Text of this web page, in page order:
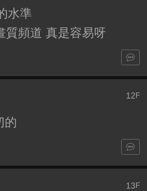
水準
質頻道 真是容易呀
12 F
的
13F